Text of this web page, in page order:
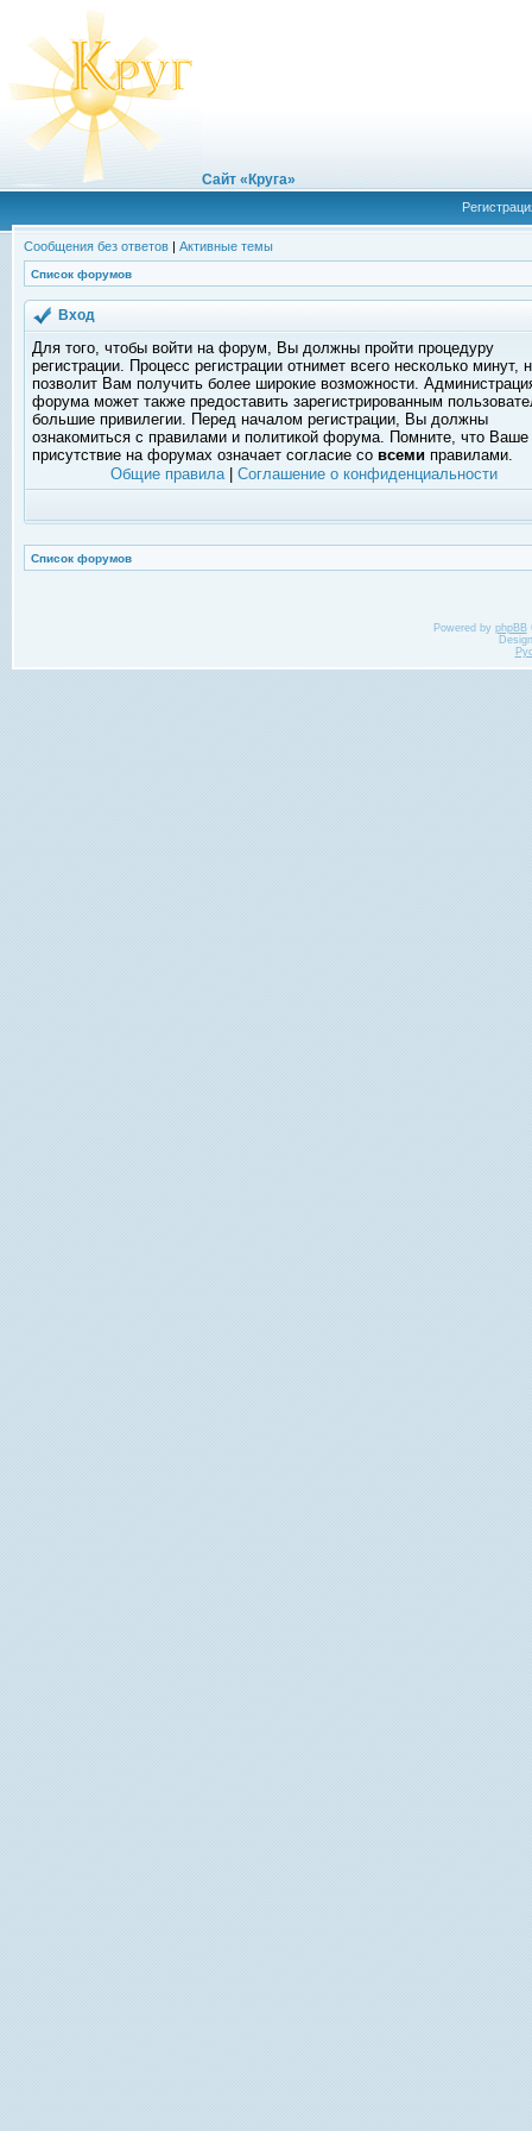
Сайт «Круга»
Сообщения без ответов | Активные темы
Список форумов
Вход
Для того, чтобы войти на форум, Вы должны пройти процедуру
регистрации. Процесс регистрации отнимет всего несколько минут,
позволит Вам получить более широкие возможности.
форума может также предоставить зарегистрированным
большие привилегии. Перед началом регистрации, Вы должны
ознакомиться с правилами и политикой форума. Помните, что Ваше
присутствие на форумах означает согласие со всеми правилами.
Общие правила| Соглашение о конфиденциальности
Список форумов
Powered by phpBB